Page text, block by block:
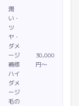
潤
い・
ツ
ヤ・
ダメ
ージ
補修
ハイ
ダメ
ージ
毛の
30,000
円〜